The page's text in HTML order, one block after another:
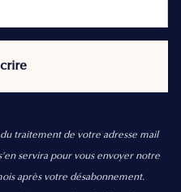
traitement de votre adresse mail
servira pour vous envoyer notre
après votre désabonnement.